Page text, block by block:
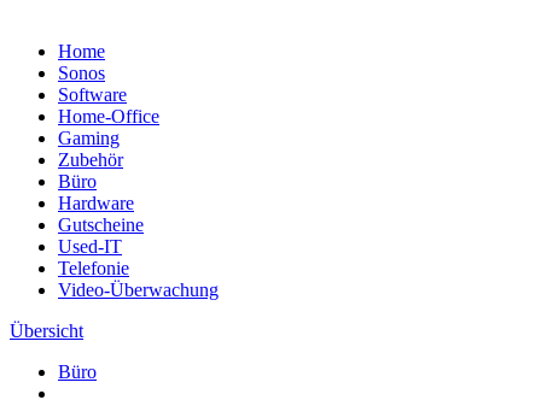
Home
Sonos
Software
Home-Office
Gaming
Zubehör
Büro
Hardware
Gutscheine
Used-IT
Telefonie
Video-Überwachung
Übersicht
Büro